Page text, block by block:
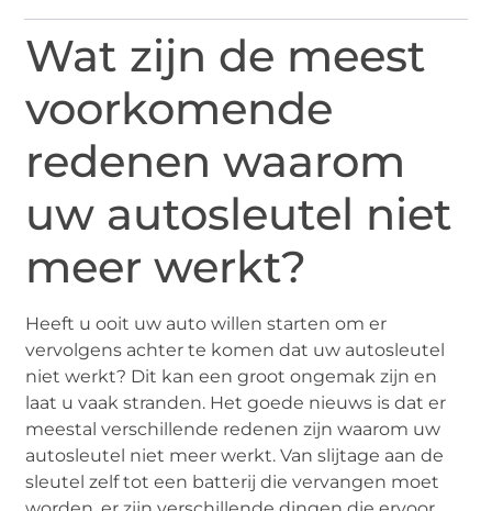
Wat zijn de meest
voorkomende
redenen waarom
uw autosleutel niet
meer werkt?
Heeft u ooit uw auto willen starten om er
vervolgens achter te komen dat uw autosleutel
niet werkt? Dit kan een groot ongemak zijn en
laat u vaak stranden. Het goede nieuws is dat er
meestal verschillende redenen zijn waarom uw
autosleutel niet meer werkt. Van slijtage aan de
sleutel zelf tot een batterij die vervangen moet